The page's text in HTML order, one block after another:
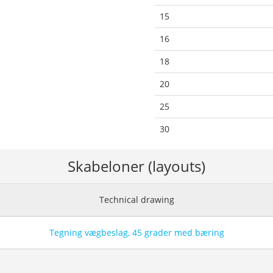
15
16
18
20
25
30
Skabeloner (layouts)
Technical drawing
Tegning vægbeslag, 45 grader med bæring